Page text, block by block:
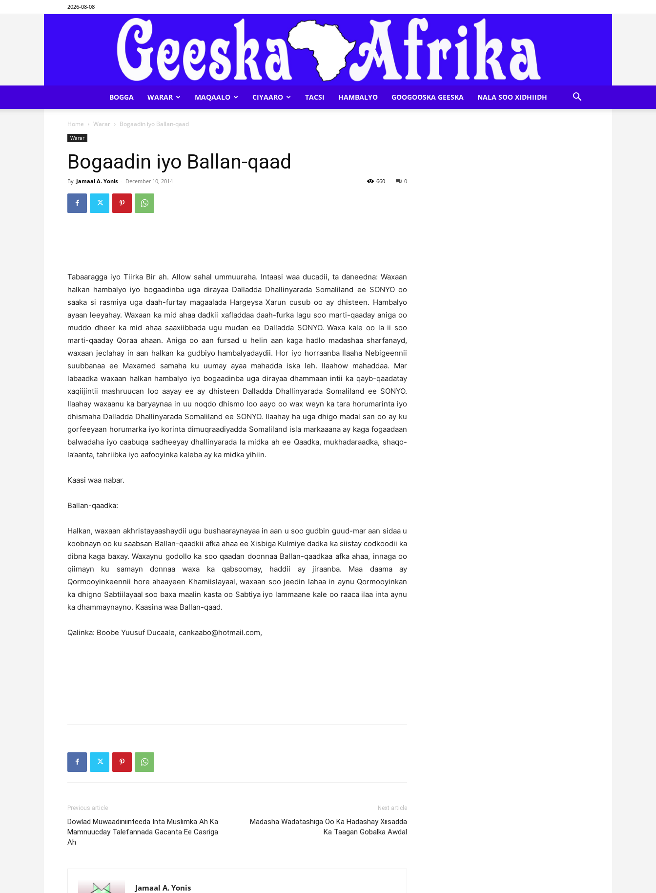
2026-08-08
BOGGA WARAR MAQAALO CIYAARO TACSI HAMBALYO GOOGOOSKA GEESKA NALA SOO XIDHIIDH
Home Warar Bogaadin iyo Ballan-qaad
Warar
Bogaadin iyo Ballan-qaad
By Jamaal A. Yonis - December 10, 2014 0
660
Tabaaragga iyo Tiirka Bir ah. Allow sahal ummuuraha. Intaasi waa ducadii, ta daneedna: Waxaan
halkan hambalyo iyo bogaadinba uga dirayaa Dalladda Dhallinyarada Somaliland ee SONYO oo
saaka si rasmiya uga daah-furtay magaalada Hargeysa Xarun cusub oo ay dhisteen. Hambalyo
ayaan leeyahay. Waxaan ka mid ahaa dadkii xafladdaa daah-furka lagu soo marti-qaaday aniga oo
muddo dheer ka mid ahaa saaxiibbada ugu mudan ee Dalladda SONYO. Waxa kale oo la ii soo
marti-qaaday Qoraa ahaan. Aniga oo aan fursad u helin aan kaga hadlo madashaa sharfanayd,
waxaan jeclahay in aan halkan ka gudbiyo hambalyadaydii. Hor iyo horraanba Ilaaha Nebigeennii
suubbanaa ee Maxamed samaha ku uumay ayaa mahadda iska leh. Ilaahow mahaddaa. Mar
labaadka waxaan halkan hambalyo iyo bogaadinba uga dirayaa dhammaan intii ka qayb-qaadatay
xaqiijintii mashruucan loo aayay ee ay dhisteen Dalladda Dhallinyarada Somaliland ee SONYO.
Ilaahay waxaanu ka baryaynaa in uu noqdo dhismo loo aayo oo wax weyn ka tara horumarinta iyo
dhismaha Dalladda Dhallinyarada Somaliland ee SONYO. Ilaahay ha uga dhigo madal san oo ay ku
gorfeeyaan horumarka iyo korinta dimuqraadiyadda Somaliland isla markaaana ay kaga fogaadaan
balwadaha iyo caabuqa sadheeyay dhallinyarada la midka ah ee Qaadka, mukhadaraadka, shaqo-
la’aanta, tahriibka iyo aafooyinka kaleba ay ka midka yihiin.
Kaasi waa nabar.
Ballan-qaadka:
Halkan, waxaan akhristayaashaydii ugu bushaaraynayaa in aan u soo gudbin guud-mar aan sidaa u
koobnayn oo ku saabsan Ballan-qaadkii afka ahaa ee Xisbiga Kulmiye dadka ka siistay codkoodii ka
dibna kaga baxay. Waxaynu godollo ka soo qaadan doonnaa Ballan-qaadkaa afka ahaa, innaga oo
qiimayn ku samayn donnaa waxa ka qabsoomay, haddii ay jiraanba. Maa daama ay
Qormooyinkeennii hore ahaayeen Khamiislayaal, waxaan soo jeedin lahaa in aynu Qormooyinkan
ka dhigno Sabtiilayaal soo baxa maalin kasta oo Sabtiya iyo lammaane kale oo raaca ilaa inta aynu
ka dhammaynayno. Kaasina waa Ballan-qaad.
Qalinka: Boobe Yuusuf Ducaale, cankaabo@hotmail.com,
Previous article
Dowlad Muwaadiniinteeda Inta Muslimka Ah Ka
Mamnuucday Talefannada Gacanta Ee Casriga
Ah
Next article
Madasha Wadatashiga Oo Ka Hadashay Xiisadda
Ka Taagan Gobalka Awdal
Jamaal A. Yonis